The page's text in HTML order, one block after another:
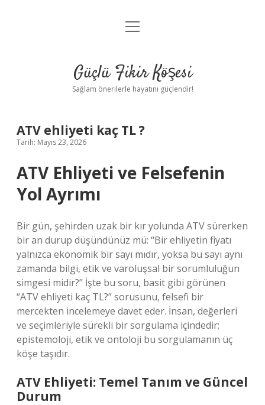
Anasayfa
Yasal Uyarı
menüyü
Güçlü Fikir Köşesi
Sağlam önerilerle hayatını güçlendir!
ATV ehliyeti kaç TL ?
Tarih: Mayıs 23, 2026
ATV Ehliyeti ve Felsefenin
Yol Ayrımı
Bir gün, şehirden uzak bir kır yolunda ATV sürerken
bir an durup düşündünüz mü: “Bir ehliyetin fiyatı
yalnızca ekonomik bir sayı mıdır, yoksa bu sayı aynı
zamanda bilgi, etik ve varoluşsal bir sorumluluğun
simgesi midir?” İşte bu soru, basit gibi görünen
“ATV ehliyeti kaç TL?” sorusunu, felsefi bir
mercekten incelemeye davet eder. İnsan, değerleri
ve seçimleriyle sürekli bir sorgulama içindedir;
epistemoloji, etik ve ontoloji bu sorgulamanın üç
köşe taşıdır.
ATV Ehliyeti: Temel Tanım ve Güncel
Durum